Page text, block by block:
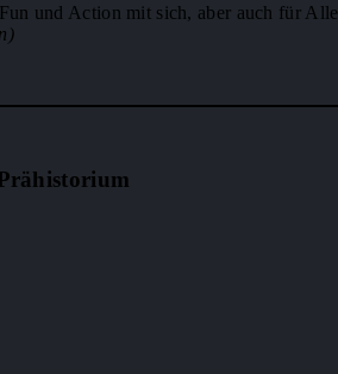
und Action mit sich, aber auch für